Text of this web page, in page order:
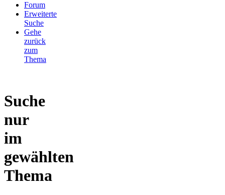
Forum
Erweiterte
Suche
Gehe
zurück
zum
Thema
Suche
nur
im
gewählten
Thema